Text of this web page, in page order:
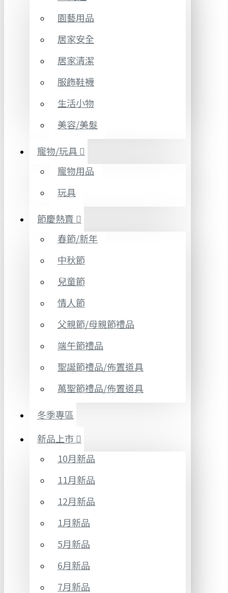
園藝用品
居家安全
居家清潔
服飾鞋襪
生活小物
美容/美髮
寵物/玩具
寵物用品
玩具
節慶熱賣
春節/新年
中秋節
兒童節
情人節
父親節/母親節禮品
端午節禮品
聖誕節禮品/佈置道具
萬聖節禮品/佈置道具
冬季專區
新品上市
10月新品
11月新品
12月新品
1月新品
5月新品
6月新品
7月新品